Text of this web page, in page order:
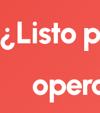
¿Listo